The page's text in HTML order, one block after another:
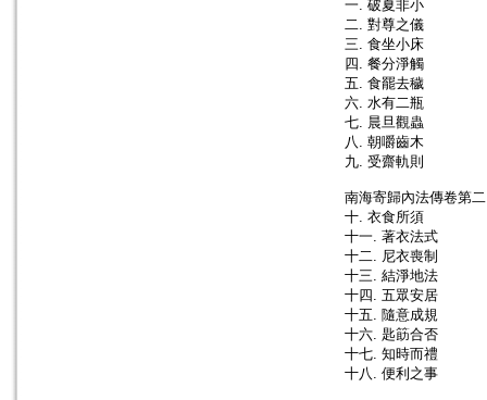
一. 破夏非小
二. 對尊之儀
三. 食坐小床
四. 餐分淨觸
五. 食罷去穢
六. 水有二瓶
七. 晨旦觀蟲
八. 朝嚼齒木
九. 受齋軌則
南海寄歸內法傳卷第二
十. 衣食所須
十一. 著衣法式
十二. 尼衣喪制
十三. 結淨地法
十四. 五眾安居
十五. 隨意成規
十六. 匙筯合否
十七. 知時而禮
十八. 便利之事